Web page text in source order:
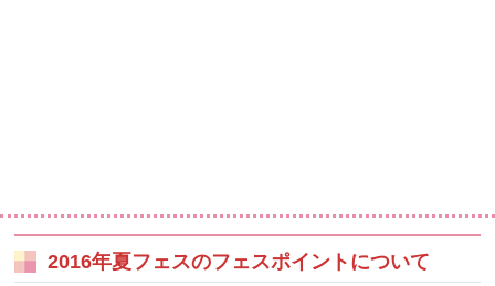
2016年夏フェスのフェスポイントについて